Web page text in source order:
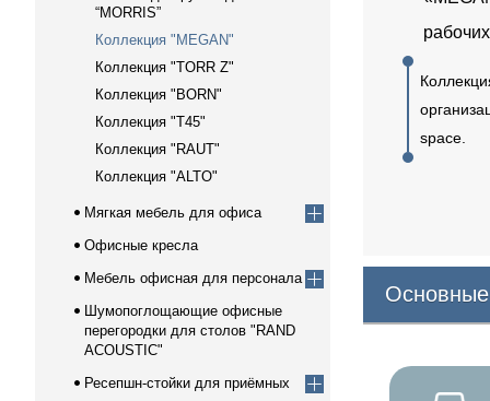
space.
“MORRIS”
Коллекция "MEGAN"
Коллекция "TORR Z"
Коллекция "BORN"
Коллекция "Т45"
Коллекция "RAUT"
Коллекция "ALTO"
Мягкая мебель для офиса
Офисные кресла
Мебель офисная для персонала
Шумопоглощающие офисные
перегородки для столов "RAND
ACOUSTIC"
Ресепшн-стойки для приёмных